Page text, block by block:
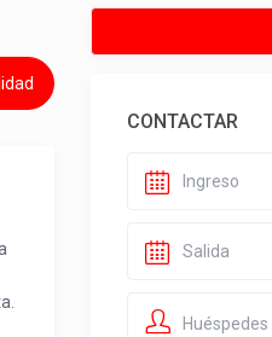
CONTACTAR
Huéspedes